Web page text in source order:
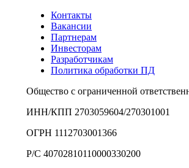
Контакты
Вакансии
Партнерам
Инвесторам
Разработчикам
Политика обработки ПД
Общество с ограниченной
ИНН/КПП 2703059604/270301001
ОГРН 1112703001366
Р/С 40702810110000330200